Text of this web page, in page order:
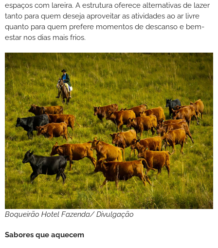
espaços com lareira. A estrutura oferece alternativas de lazer
tanto para quem deseja aproveitar as atividades ao ar livre
quanto para quem prefere momentos de descanso e bem-
estar nos dias mais frios.
Boqueirão Hotel Fazenda/ Divulgação
Sabores que aquecem